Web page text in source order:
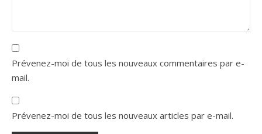
Prévenez-moi de tous les nouveaux commentaires par e-
mail.
Prévenez-moi de tous les nouveaux articles par e-mail.